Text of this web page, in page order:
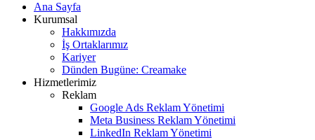
Ana Sayfa
Kurumsal
Hakkımızda
İş Ortaklarımız
Kariyer
Dünden Bugüne: Creamake
Hizmetlerimiz
Reklam
Google Ads Reklam Yönetimi
Meta Business Reklam Yönetimi
LinkedIn Reklam Yönetimi